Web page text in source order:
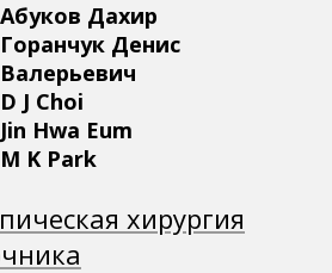
Абуков Дахир
Горанчук Денис
Валерьевич
D J Choi
Jin Hwa Eum
M K Park
хирургия